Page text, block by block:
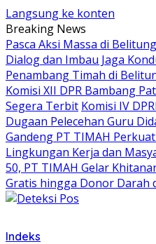
Langsung ke konten
Breaking News
Pasca Aksi Massa di
Dialog dan Imbau Jaga
Penambang Timah di
Komisi XII DPR Bambang
Segera Terbit Komisi IV
Dugaan Pelecehan Guru
Gandeng PT TIMAH
Lingkungan Kerja dan
50, PT TIMAH Gelar
Gratis hingga Donor Darah
Indeks